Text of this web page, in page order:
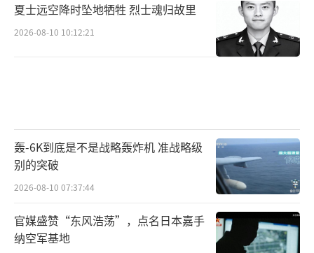
夏士远空降时坠地牺牲 烈士魂归故里
2026-08-10 10:12:21
轰-6K到底是不是战略轰炸机 准战略级
别的突破
2026-08-10 07:37:44
官媒盛赞“东风浩荡”，点名日本嘉手
纳空军基地